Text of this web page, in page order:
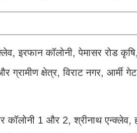
इरफान कॉलोनी, पेमासर रोड
क्षेत्र, विराट नगर, आर्मी
कॉलोनी 1 और 2, श्रीनाथ एन्क्लेव,